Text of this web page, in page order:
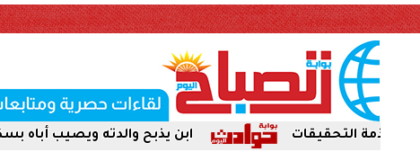
ابن يذبح والدته ويصيب أباه بسكين بمركز